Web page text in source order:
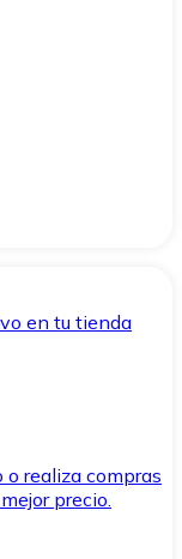
en tu tienda
realiza compras
precio.